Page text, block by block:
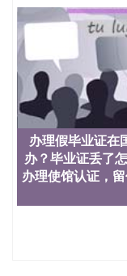
University）圣何
University）圣何
University）圣
University）圣
University）圣
University）成
State University
University）圣何
University）圣
University）圣
University）圣
University）圣
University）文
State University
State University
State University
办理假毕业证在
办？毕业证丢了
办理使馆认证，